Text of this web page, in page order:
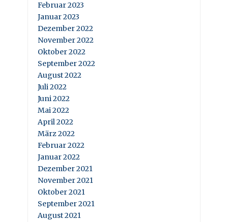
Februar 2023
Januar 2023
Dezember 2022
November 2022
Oktober 2022
September 2022
August 2022
Juli 2022
Juni 2022
Mai 2022
April 2022
März 2022
Februar 2022
Januar 2022
Dezember 2021
November 2021
Oktober 2021
September 2021
August 2021